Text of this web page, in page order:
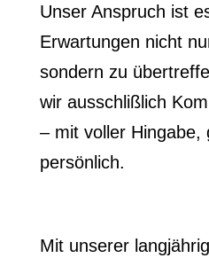
Unser Anspruch ist
Erwartungen nicht
sondern zu
wir ausschlißlich
– mit voller Hingabe,
persönlich.
Mit unserer